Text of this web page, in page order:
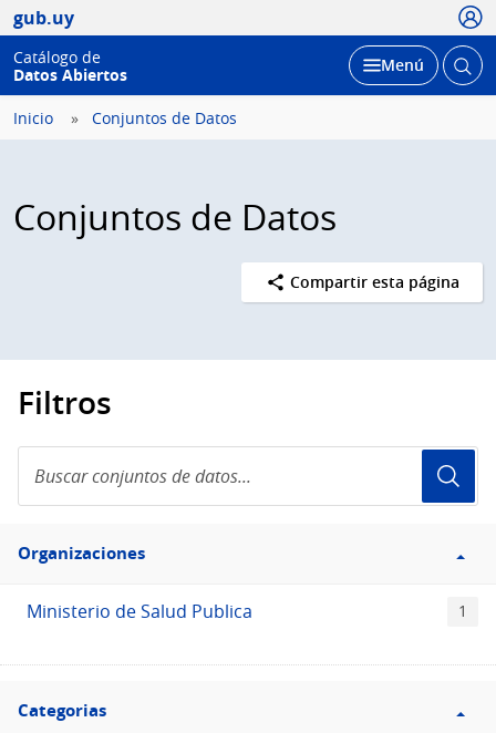
gub.uy
Catálogo de
Datos Abiertos
Desplegar
Menú Abrir
Inicio Conjuntos de Datos
Conjuntos de Datos
Compartir esta página
Filtros
conjuntos
de
Filtro
Organizaciones
Organizaciones
Ministerio de Salud Publica 1
Filtro
Categorias